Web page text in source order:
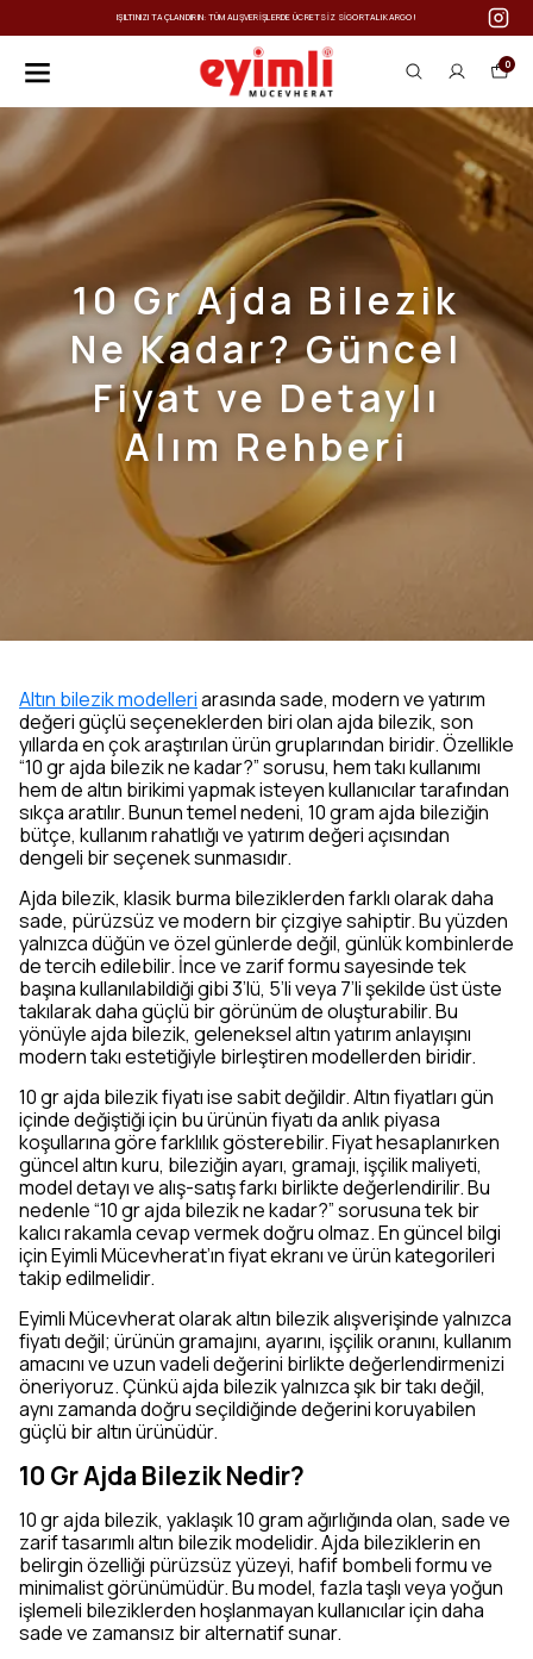
IŞILTINIZI TAÇLANDIRIN: TÜM ALIŞVERIŞLERDE ÜCRETSIZ SIGORTALI KARGO!
0
10 Gr Ajda Bilezik
Ne Kadar? Güncel
Fiyat ve Detaylı
Alım Rehberi
Altın bilezik modelleriarasında sade, modern ve yatırım
değeri güçlü seçeneklerden biri olan ajda bilezik, son
yıllarda en çok araştırılan ürün gruplarından biridir. Özellikle
“10 gr ajda bilezik ne kadar?” sorusu, hem takı kullanımı
hem de altın birikimi yapmak isteyen kullanıcılar tarafından
sıkça aratılır. Bunun temel nedeni, 10 gram ajda bileziğin
bütçe, kullanım rahatlığı ve yatırım değeri açısından
dengeli bir seçenek sunmasıdır.
Ajda bilezik, klasik burma bileziklerden farklı olarak daha
sade, pürüzsüz ve modern bir çizgiye sahiptir. Bu yüzden
yalnızca düğün ve özel günlerde değil, günlük kombinlerde
de tercih edilebilir. İnce ve zarif formu sayesinde tek
başına kullanılabildiği gibi 3’lü, 5’li veya 7’li şekilde üst üste
takılarak daha güçlü bir görünüm de oluşturabilir. Bu
yönüyle ajda bilezik, geleneksel altın yatırım anlayışını
modern takı estetiğiyle birleştiren modellerden biridir.
10 gr ajda bilezik fiyatı ise sabit değildir. Altın fiyatları gün
içinde değiştiği için bu ürünün fiyatı da anlık piyasa
koşullarına göre farklılık gösterebilir. Fiyat hesaplanırken
güncel altın kuru, bileziğin ayarı, gramajı, işçilik maliyeti,
model detayı ve alış-satış farkı birlikte değerlendirilir. Bu
nedenle “10 gr ajda bilezik ne kadar?” sorusuna tek bir
kalıcı rakamla cevap vermek doğru olmaz. En güncel bilgi
için Eyimli Mücevherat’ın fiyat ekranı ve ürün kategorileri
takip edilmelidir.
Eyimli Mücevherat olarak altın bilezik alışverişinde yalnızca
fiyatı değil; ürünün gramajını, ayarını, işçilik oranını, kullanım
amacını ve uzun vadeli değerini birlikte değerlendirmenizi
öneriyoruz. Çünkü ajda bilezik yalnızca şık bir takı değil,
aynı zamanda doğru seçildiğinde değerini koruyabilen
güçlü bir altın ürünüdür.
10 Gr Ajda Bilezik Nedir?
10 gr ajda bilezik, yaklaşık 10 gram ağırlığında olan, sade ve
zarif tasarımlı altın bilezik modelidir. Ajda bileziklerin en
belirgin özelliği pürüzsüz yüzeyi, hafif bombeli formu ve
minimalist görünümüdür. Bu model, fazla taşlı veya yoğun
işlemeli bileziklerden hoşlanmayan kullanıcılar için daha
sade ve zamansız bir alternatif sunar.